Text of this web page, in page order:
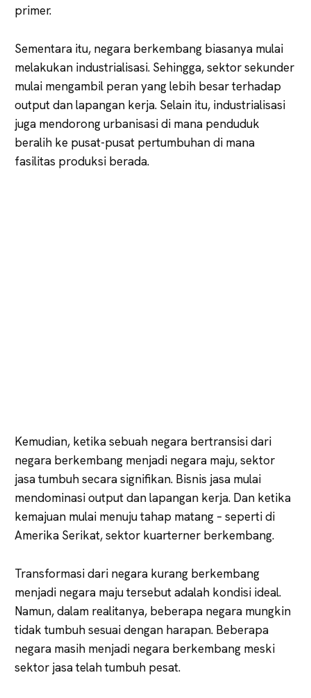
primer.
Sementara itu, negara berkembang biasanya mulai
melakukan industrialisasi. Sehingga, sektor sekunder
mulai mengambil peran yang lebih besar terhadap
output dan lapangan kerja. Selain itu, industrialisasi
juga mendorong urbanisasi di mana penduduk
beralih ke pusat-pusat pertumbuhan di mana
fasilitas produksi berada.
Kemudian, ketika sebuah negara bertransisi dari
negara berkembang menjadi negara maju, sektor
jasa tumbuh secara signifikan. Bisnis jasa mulai
mendominasi output dan lapangan kerja. Dan ketika
kemajuan mulai menuju tahap matang – seperti di
Amerika Serikat, sektor kuarterner berkembang.
Transformasi dari negara kurang berkembang
menjadi negara maju tersebut adalah kondisi ideal.
Namun, dalam realitanya, beberapa negara mungkin
tidak tumbuh sesuai dengan harapan. Beberapa
negara masih menjadi negara berkembang meski
sektor jasa telah tumbuh pesat.